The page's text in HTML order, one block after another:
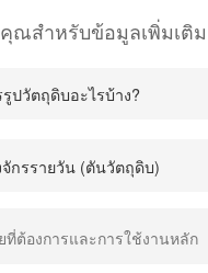
ณสำหรับข้อมูลเพิ่มเติม